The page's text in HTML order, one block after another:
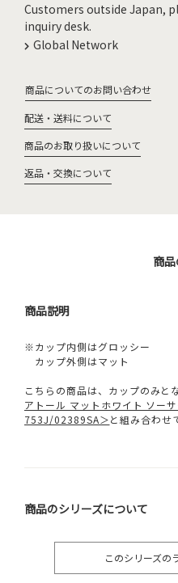
Customers outside Japan,
inquiry desk.
Global Network
商品についてのお問い合わせ
配送・送料について
商品のお取り扱いについて
返品・交換について
商
商品説明
※カップ内側はグロッシー
カップ外側はマット
こちらの商品は、カップのみと
アトール マットホワイト ソー
753J/02389SA＞と組み合わせ
商品のシリーズについて
このシリーズの